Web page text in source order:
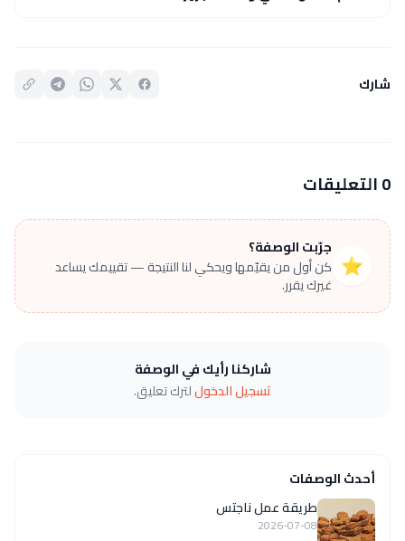
شارك
0 التعليقات
⭐
جرّبت الوصفة؟
كن أول من يقيّمها ويحكي لنا النتيجة — تقييمك يساعد
غيرك يقرر.
شاركنا رأيك في الوصفة
تسجيل الدخوللترك تعليق.
أحدث الوصفات
طريقة عمل ناجتس
2026-07-08